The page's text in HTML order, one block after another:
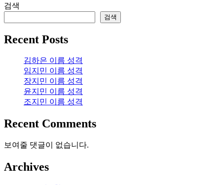
검색
검색
Recent Posts
김하은 이름 성격
임지민 이름 성격
장지민 이름 성격
윤지민 이름 성격
조지민 이름 성격
Recent Comments
보여줄 댓글이 없습니다.
Archives